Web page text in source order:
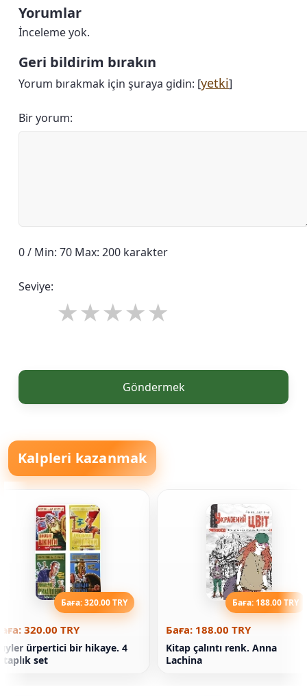
Yorumlar
İnceleme yok.
Geri bildirim bırakın
Yorum bırakmak için şuraya gidin: [yetki]
Bir yorum:
0 / Min: 70 Max: 200 karakter
Seviye:
Göndermek
Kalpleri kazanmak
Баға: 320.00 TRY
320.00 TRY
ürpertici bir hikaye. 4
set
Баға: 188.00 TRY
Баға: 188.00 TRY
Kitap çalıntı renk. Anna
Lachina